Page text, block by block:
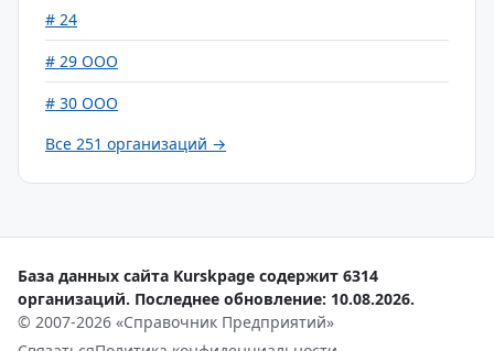
# 24
# 29 ООО
# 30 ООО
Все 251 организаций →
База данных сайта Kurskpage содержит 6314
организаций. Последнее обновление: 10.08.2026.
© 2007-2026 «Справочник Предприятий»